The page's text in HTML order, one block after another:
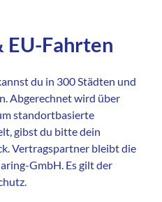
EU-Fahrten
du in 300 Städten und
Abgerechnet wird über
standortbasierte
gibst du bitte dein
Vertragspartner bleibt die
GmbH. Es gilt der